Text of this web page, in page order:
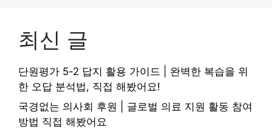
최신 글
단원평가 5-2 답지 활용 가이드 | 완벽한 복습을 위
한 오답 분석법, 직접 해봤어요!
국경없는 의사회 후원 | 글로벌 의료 지원 활동 참여
방법 직접 해봤어요